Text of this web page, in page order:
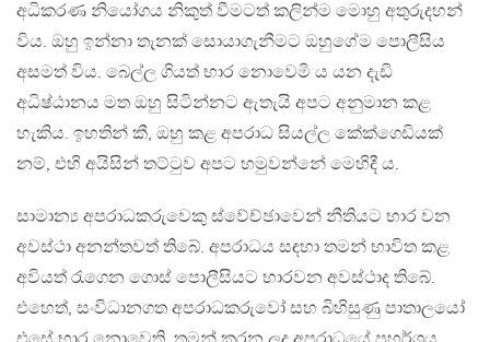
අධිකරණ නියෝගය නිකුත් වීමටත් කලින්ම මොහු අතුරුදහන්
විය. ඔහු ඉන්නා තැනක් සොයාගැනීමට ඔහුගේම පොලීසිය
අසමත් විය. බෙල්ල ගියත් භාර නොවෙමි ය යන දැඩි
අධිෂ්ඨානය මත ඔහු සිටින්නට ඇතැයි අපට අනුමාන කළ
හැකිය. ඉහතින් කී, ඔහු කළ අපරාධ සියල්ල කේක්ගෙඩියක්
නම්, එහි අයිසින් තට්ටුව අපට හමුවන්නේ මෙහිදී ය.
සාමාන්‍ය අපරාධකරුවෙකු ස්වේච්ඡාවෙන් නීතියට භාර වන
අවස්ථා අනන්තවත් තිබේ. අපරාධය සඳහා තමන් භාවිත කළ
අවියත් රැගෙන ගොස් පොලීසියට භාරවන අවස්ථාද තිබේ.
එහෙත්, සංවිධානගත අපරාධකරුවෝ සහ බිහිසුණු පාතාලයෝ